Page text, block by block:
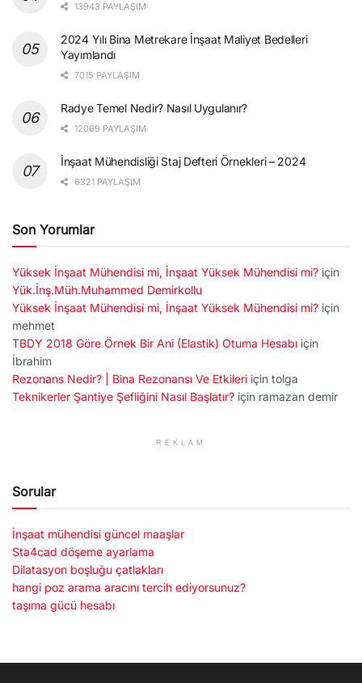
13943 PAYLAŞIM
2024 Yılı Bina Metrekare İnşaat Maliyet Bedelleri
Yayımlandı
7015 PAYLAŞIM
Radye Temel Nedir? Nasıl Uygulanır?
12069 PAYLAŞIM
İnşaat Mühendisliği Staj Defteri Örnekleri – 2024
6321 PAYLAŞIM
Son Yorumlar
Yüksek İnşaat Mühendisi mi, İnşaat Yüksek Mühendisi mi? için
Yük.İnş.Müh.Muhammed Demirkollu
Yüksek İnşaat Mühendisi mi, İnşaat Yüksek Mühendisi mi? için
mehmet
TBDY 2018 Göre Örnek Bir Ani (Elastik) Otuma Hesabı için
İbrahim
Rezonans Nedir? | Bina Rezonansı Ve Etkileri için tolga
Teknikerler Şantiye Şefliğini Nasıl Başlatır? için ramazan demir
REKLAM
Sorular
İnşaat mühendisi güncel maaşlar
Sta4cad döşeme ayarlama
Dilatasyon boşluğu çatlakları
hangi poz arama aracını tercih ediyorsunuz?
taşıma gücü hesabı